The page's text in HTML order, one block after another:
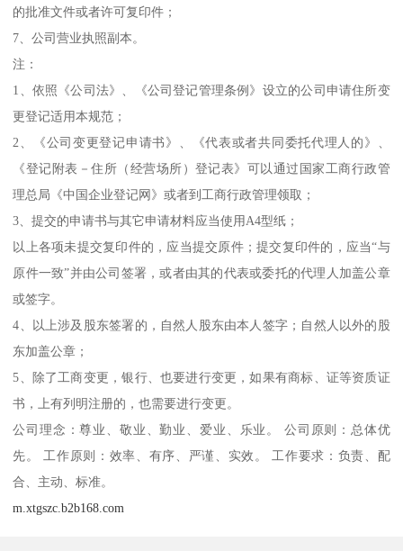
的批准文件或者许可复印件；
7、公司营业执照副本。
注：
1、依照《公司法》、《公司登记管理条例》设立的公司申请住所变
更登记适用本规范；
2、《公司变更登记申请书》、《代表或者共同委托代理人的》、
《登记附表－住所（经营场所）登记表》可以通过国家工商行政管
理总局《中国企业登记网》或者到工商行政管理领取；
3、提交的申请书与其它申请材料应当使用A4型纸；
以上各项未提交复印件的，应当提交原件；提交复印件的，应当“与
原件一致”并由公司签署，或者由其的代表或委托的代理人加盖公章
或签字。
4、以上涉及股东签署的，自然人股东由本人签字；自然人以外的股
东加盖公章；
5、除了工商变更，银行、也要进行变更，如果有商标、证等资质证
书，上有列明注册的，也需要进行变更。
公司理念：尊业、敬业、勤业、爱业、乐业。 公司原则：总体优
先。 工作原则：效率、有序、严谨、实效。 工作要求：负责、配
合、主动、标准。
m.xtgszc.b2b168.com